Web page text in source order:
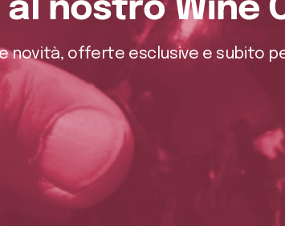
nostro Wine
novità, offerte esclusive e subito